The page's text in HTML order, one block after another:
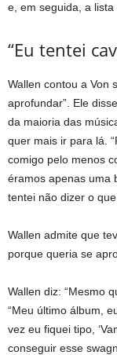
e, em seguida, a
“Eu tentei
Wallen contou a Von
aprofundar”. Ele
da maioria das
quer mais ir para lá.
comigo pelo menos
éramos apenas uma
tentei não dizer o
Wallen admite que
porque queria se
Wallen diz: “Mesmo
“Meu último álbum,
vez eu fiquei tipo,
conseguir esse